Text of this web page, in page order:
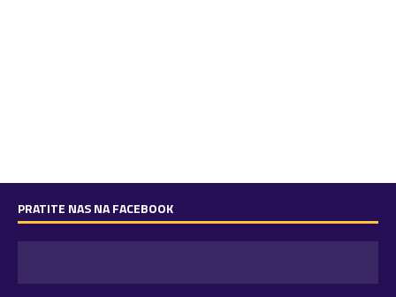
PRATITE NAS NA FACEBOOK